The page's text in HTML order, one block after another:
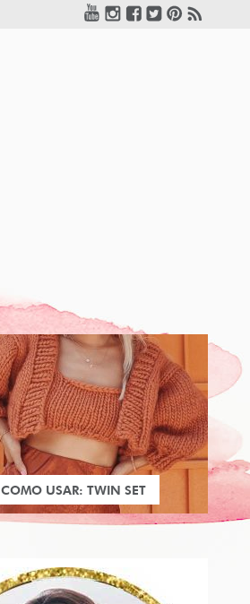
COMO USAR: TWIN SET